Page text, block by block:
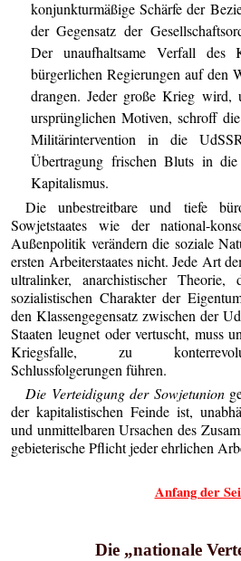
konjunkturmäßige Schärfe der
der Gegensatz der
Der unaufhaltsame Verfall des
bürgerlichen Regierungen auf den
drangen. Jeder große Krieg wird,
ursprünglichen Motiven, schroff
Militärintervention in die
Übertragung frischen Bluts in
Kapitalismus.
Die unbestreitbare und tiefe
Sowjetstaates wie der national-
Außenpolitik verändern die soziale
ersten Arbeiterstaates nicht. Jede Art
ultralinker, anarchistischer
sozialistischen Charakter der
den Klassengegensatz zwischen der
Staaten leugnet oder vertuscht, muss
Kriegsfalle, zu
Schlussfolgerungen führen.
Die Verteidigung der Sowjetunion
der kapitalistischen Feinde ist,
und unmittelbaren Ursachen des
gebieterische Pflicht jeder ehrlichen
Anfang der
Die „nationale